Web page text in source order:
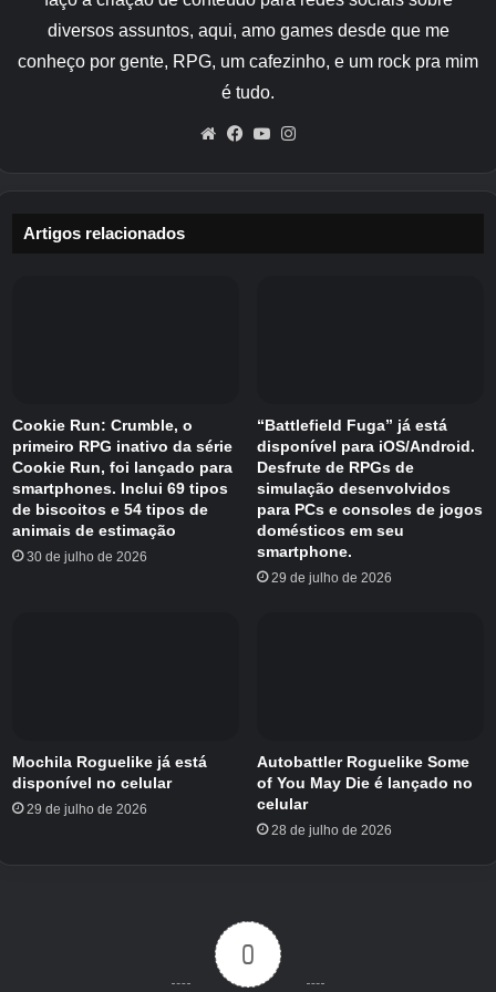
As atualizações foram feitas continuamente
desde o seu lançamento até o presente e, em
“Atualização final”“Journey’s End”
adicionado desde então. A versão para PC
2026, portanto ainda é um trabalho animado.
Re-Logic hoje (28 de janeiro de 2026) é uma
aventura de ação sandbox“Terrário”Uma
médio de jogadores (PC) por dia no ano
passado foi de 461 mil, com pico de 1,4 milhão.
diversos assuntos, aqui, amo games desde que me
conheço por gente, RPG, um cafezinho, e um rock pra mim
é tudo.
WebsiteFacebook
YouTube
Artigos relacionados
Cookie Run: Crumble, o
primeiro RPG inativo da série
Cookie Run, foi lançado para
smartphones. Inclui 69 tipos
de biscoitos e 54 tipos de
animais de estimação
30 de julho de 2026
“Battlefield Fuga” já está
disponível para iOS/Android.
Desfrute de RPGs de
simulação desenvolvidos
para PCs e consoles de jogos
domésticos em seu
smartphone.
29 de julho de 2026
Mochila Roguelike já está
disponível no celular
29 de julho de 2026
Autobattler Roguelike Some
of You May Die é lançado no
celular
28 de julho de 2026
0